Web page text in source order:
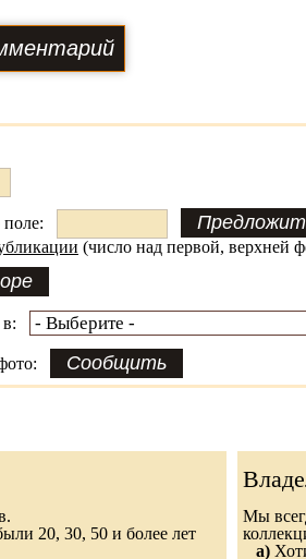
поле:
(число над первой, верхней
в:
20, 30, 50 и более лет
Мы
а)